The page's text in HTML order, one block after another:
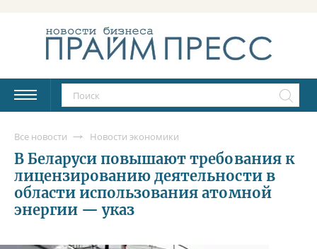
Все новости Новости экономики
В Беларуси повышают требования к
лицензированию деятельности в
области использования атомной
энергии — указ